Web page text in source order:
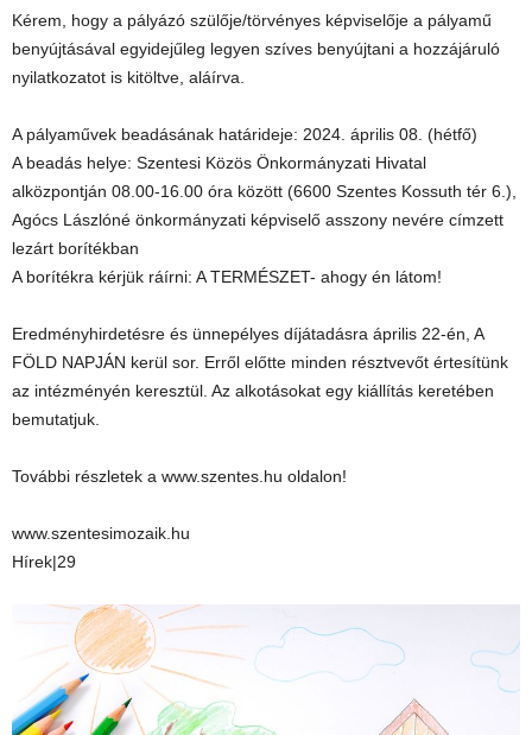
Kérem, hogy a pályázó szülője/törvényes képviselője a pályamű
benyújtásával egyidejűleg legyen szíves benyújtani a hozzájáruló
nyilatkozatot is kitöltve, aláírva.
A pályaművek beadásának határideje: 2024. április 08. (hétfő)
A beadás helye: Szentesi Közös Önkormányzati Hivatal
alközpontján 08.00-16.00 óra között (6600 Szentes Kossuth tér 6.),
Agócs Lászlóné önkormányzati képviselő asszony nevére címzett
lezárt borítékban
A borítékra kérjük ráírni: A TERMÉSZET- ahogy én látom!
Eredményhirdetésre és ünnepélyes díjátadásra április 22-én, A
FÖLD NAPJÁN kerül sor. Erről előtte minden résztvevőt értesítünk
az intézményén keresztül. Az alkotásokat egy kiállítás keretében
bemutatjuk.
További részletek a www.szentes.hu oldalon!
www.szentesimozaik.hu
Hírek|29